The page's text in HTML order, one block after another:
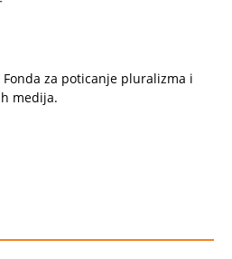
za poticanje pluralizma i
medija.